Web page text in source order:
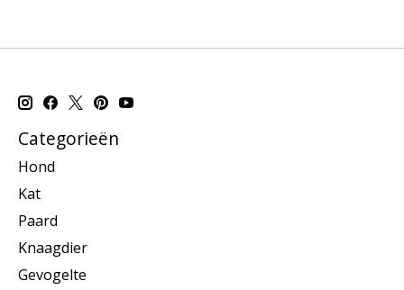
Categorieën
Hond
Kat
Paard
Knaagdier
Gevogelte